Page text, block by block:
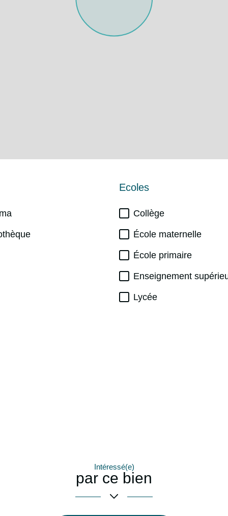
Ecoles
Collège
École maternelle
École primaire
Enseignement
Lycée
Intéressé(e)
par ce bien